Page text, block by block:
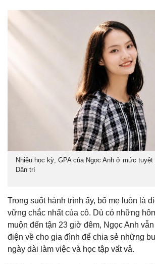
Nhiều học kỳ, GPA của Ngọc Anh ở mức tuyệt
Dân trí
Trong suốt hành trình ấy, bố mẹ luôn là
vững chắc nhất của cô. Dù có những
muộn đến tận 23 giờ đêm, Ngọc Anh
điện về cho gia đình để chia sẻ những
ngày dài làm việc và học tập vất vả.